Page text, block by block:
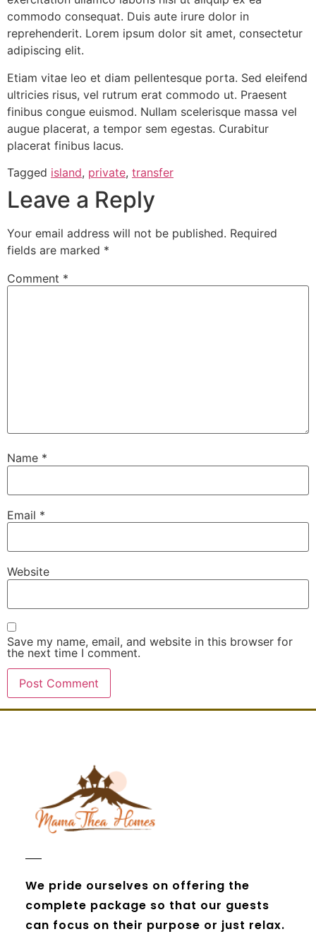
commodo consequat. Duis aute irure dolor in
reprehenderit. Lorem ipsum dolor sit amet, consectetur
adipiscing elit.
Etiam vitae leo et diam pellentesque porta. Sed eleifend
ultricies risus, vel rutrum erat commodo ut. Praesent
finibus congue euismod. Nullam scelerisque massa vel
augue placerat, a tempor sem egestas. Curabitur
placerat finibus lacus.
Tagged island, private, transfer
Leave a Reply
Your email address will not be published. Required
fields are marked *
Comment *
Name *
Email *
Website
Save my name, email, and website in this browser for
the next time I comment.
We pride ourselves on offering the
complete package so that our guests
can focus on their purpose or just relax.